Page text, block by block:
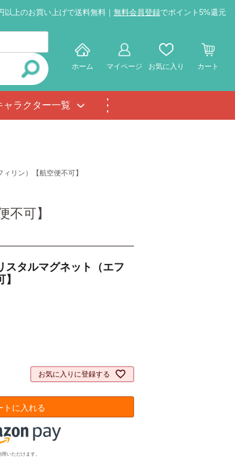
以上のお買い上げで送料無料｜ 無料会員登録でポイント5%還元
ホーム マイページ お気に入り カート
ャラクター一覧
リン）【航空便不可】
可】
スタルマグネット（エフ
お気に入りに登録する
トに入れる
用いただけます。